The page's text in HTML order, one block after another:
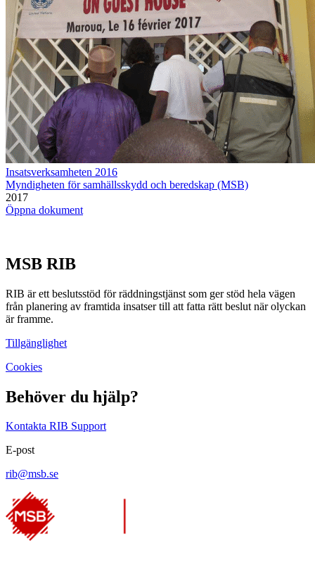
Insatsverksamheten 2016
Myndigheten för samhällsskydd och beredskap (MSB)
2017
Öppna dokument
MSB RIB
RIB är ett beslutsstöd för räddningstjänst som ger stöd hela vägen
från planering av framtida insatser till att fatta rätt beslut när olyckan
är framme.
Tillgänglighet
Cookies
Behöver du hjälp?
Kontakta RIB Support
E-post
rib@msb.se